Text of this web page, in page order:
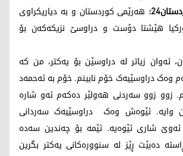
هەرێمی کوردستان و بە دیاریکراوی
هێشتا دۆست و دراوسێ نزیکەکەن بۆ
ئەوان زیاتر لە دراوسێن بۆ یەکتر، من کە
وەک دراوسێیەک خۆم نابینم. خۆم بە ئەحمەد
زوو زوو سەردنی هەولێر دەکەم ئەو شارە
وایە. ئێوەش وەک دراوسێیەک سەردانی
ئەوێ شاری ئێوەیە. ئێمە بۆ چەندین سەدە
دەبێت ڕێز لە سنوورەکانی یەکتر بگرین